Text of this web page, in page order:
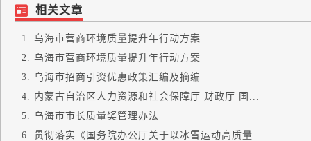
相关文章
乌海市营商环境质量提升年行动方案
乌海市营商环境质量提升年行动方案
乌海市招商引资优惠政策汇编及摘编
内蒙古自治区人力资源和社会保障厅 财政厅 国...
乌海市市长质量奖管理办法
贯彻落实《国务院办公厅关于以冰雪运动高质量...